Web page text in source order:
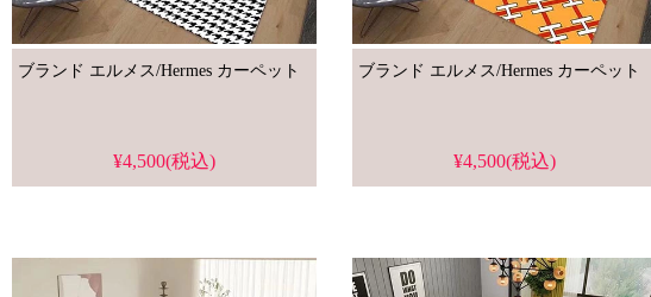
ブランド エルメス/Hermes カーペット
¥4,500(税込)
ブランド エルメス/Hermes カーペット
¥4,500(税込)